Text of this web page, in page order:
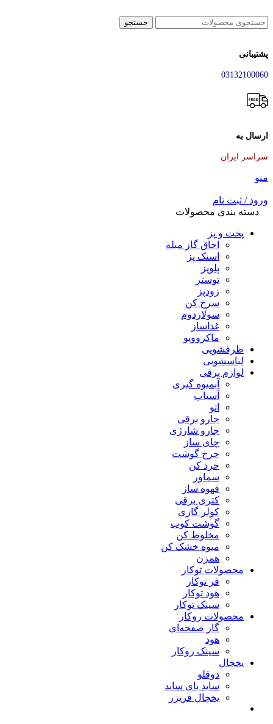
جستجو
پشتیبانی
03132100060
ارسال به
سراسر ایران
منو
ورود / ثبت نام
دسته بندی محصولات
پخت و پز
اجاق گاز مبله
اسنک پز
پلوپز
توستر
زودپز
سرخ کن
سولاردوم
غذاساز
ماکروویو
ظرفشویی
لباسشویی
لوازم برقی
آبمیوه گیری
آسیاب
اتو
جارو برقی
جارو شارژی
چای ساز
چرخ گوشت
خرد کن
سماور
قهوه ساز
کتری برقی
کولر گازی
گوشت کوب
مخلوط کن
میوه خشک کن
همزن
محصولات توکار
فر توکار
هود توکار
سینک توکار
محصولات روکار
گاز صفحه‌ای
هود
سینک روکار
یخچال
دوقلو
ساید بای ساید
یخچال فریزر